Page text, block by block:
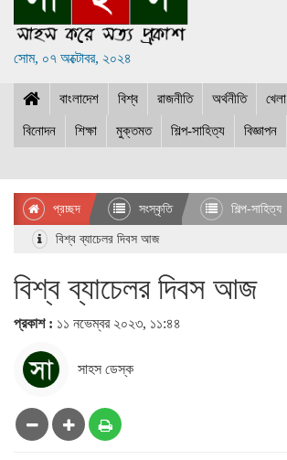
সোম, ০৭ অক্টোবর, ২০২৪
বাংলাদেশ বিশ্ব রাজনীতি অর্থনীতি খেলা
বিনোদন শিক্ষা মুক্তমত শিল্প-সাহিত্য বিজ্ঞাপন
প্রচ্ছদ সংস্কৃতি শিল্প-সাহিত্য
বিশ্ব ব্যাচেলর দিবস আজ
বিশ্ব ব্যাচেলর দিবস আজ
প্রকাশ : ১১ নভেম্বর ২০২৩, ১১:৪৪
সাহস ডেস্ক